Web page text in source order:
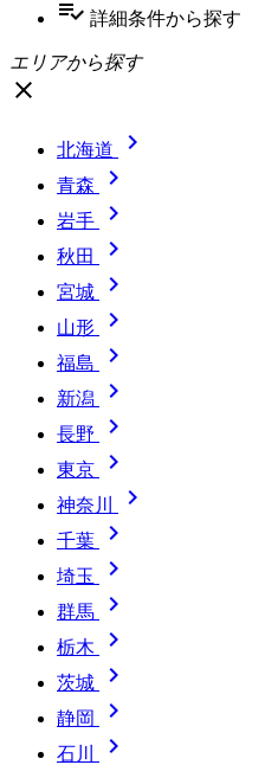
playlist_add_check 詳細条件から探す
エリアから探す
close
北海道 
青森 
岩手 
秋田 
宮城 
山形 
福島 
新潟 
長野 
東京 
神奈川 
千葉 
埼玉 
群馬 
栃木 
茨城 
静岡 
石川 